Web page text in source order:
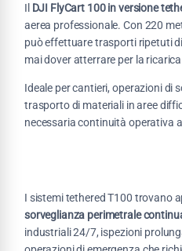
Il DJI FlyCart 100 in versione
aerea professionale. Con 220
può effettuare trasporti ripetuti
mai dover atterrare per la
Ideale per cantieri, operazioni di
trasporto di materiali in aree
necessaria continuità operativa
I sistemi tethered T100 trovano
sorveglianza perimetrale
industriali 24/7, ispezioni